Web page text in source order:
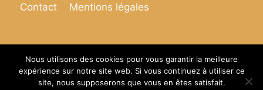
Contact Mentions légales
© 2026 Espace de vie
Nous utilisons des cookies pour vous garantir la meilleure
expérience sur notre site web. Si vous continuez à utiliser ce
site, nous supposerons que vous en êtes satisfait.